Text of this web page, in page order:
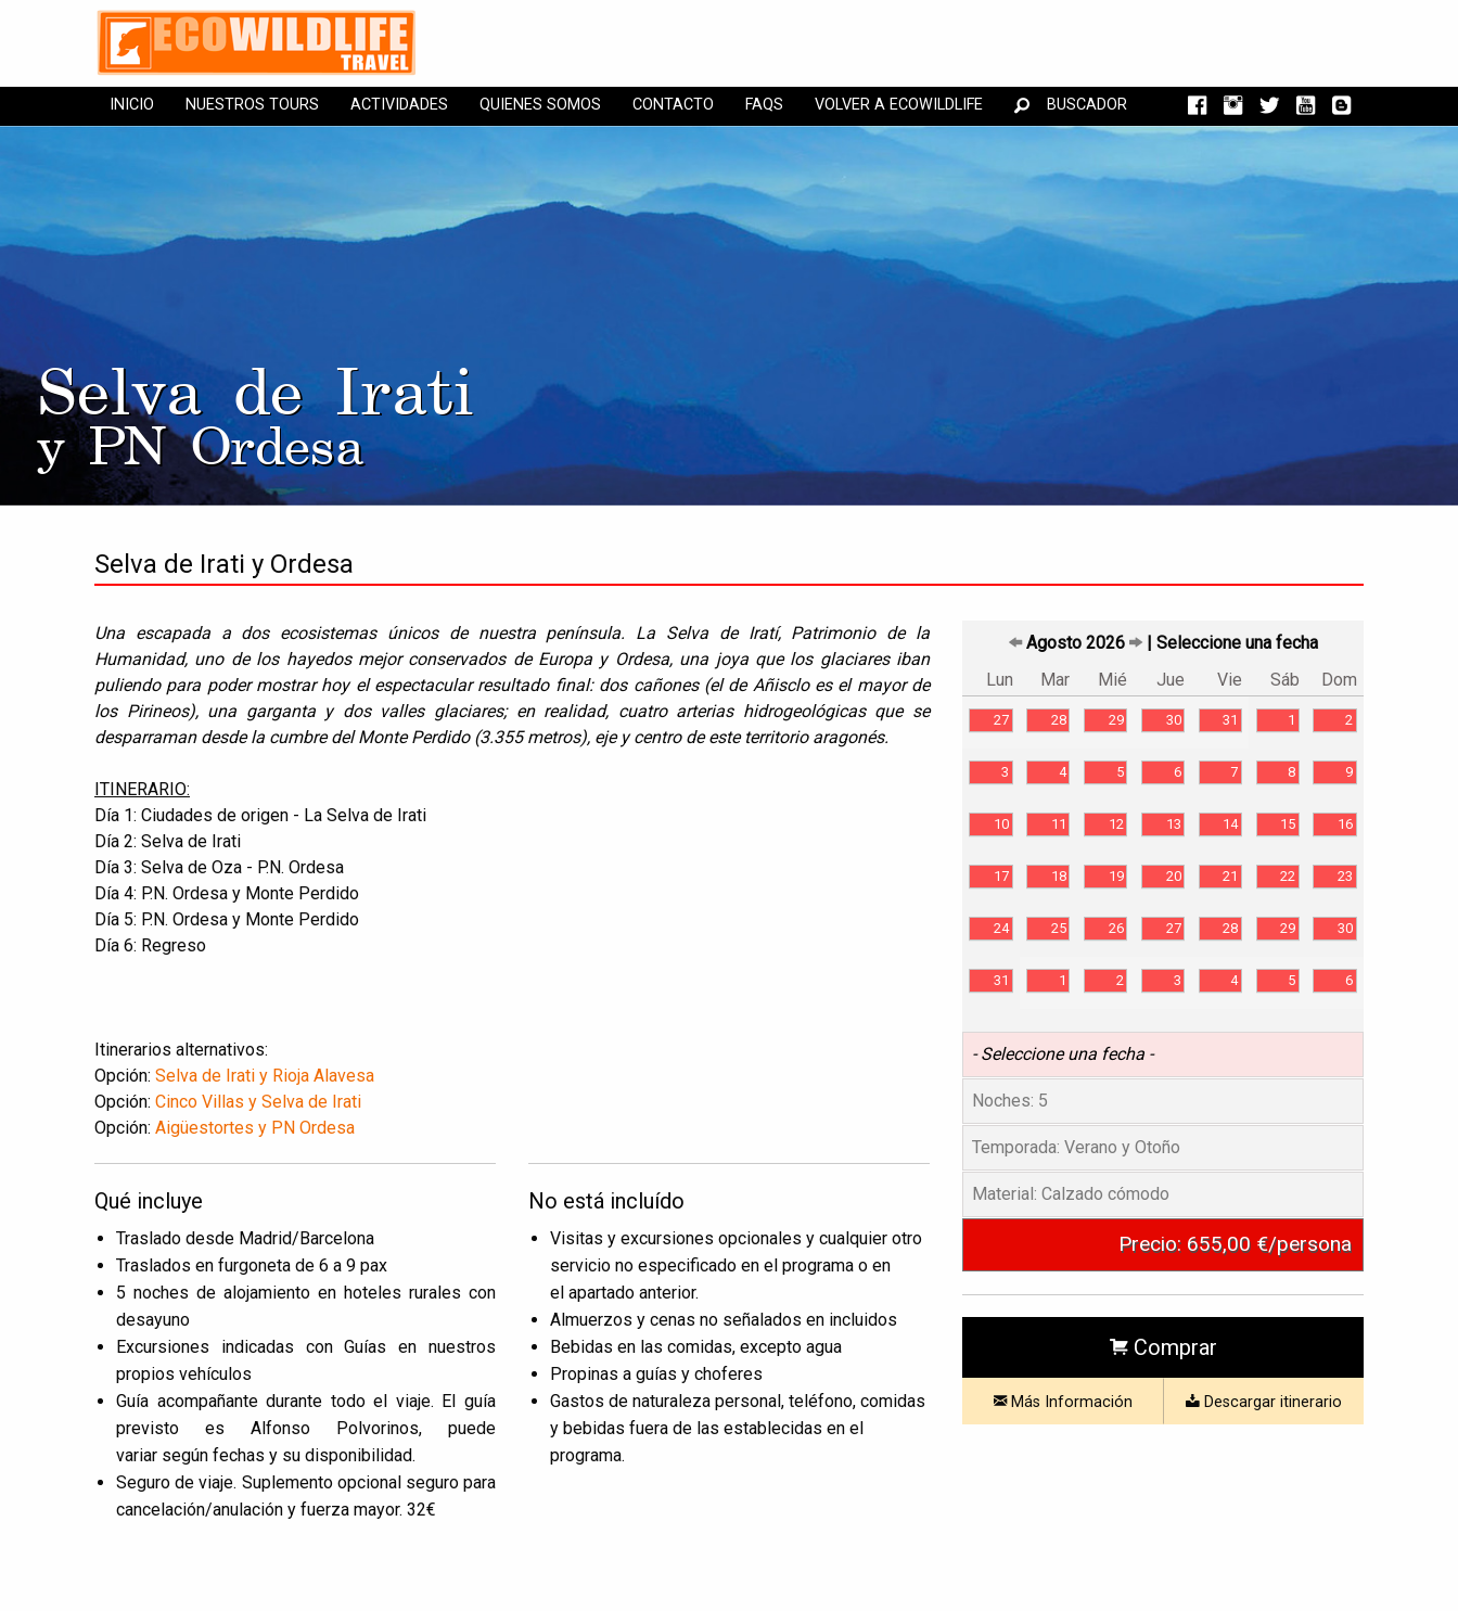
INICIO NUESTROS TOURS ACTIVIDADES QUIENES SOMOS CONTACTO FAQS VOLVER A ECOWILDLIFE BUSCADOR
Selva de Irati
y PN Ordesa
Selva de Irati y Ordesa
Una escapada a dos ecosistemas únicos de nuestra península. La Selva de Iratí, Patrimonio de la
Humanidad, uno de los hayedos mejor conservados de Europa y Ordesa, una joya que los glaciares iban
puliendo para poder mostrar hoy el espectacular resultado final: dos cañones (el de Añisclo es el mayor de
los Pirineos), una garganta y dos valles glaciares; en realidad, cuatro arterias hidrogeológicas que se
desparraman desde la cumbre del Monte Perdido (3.355 metros), eje y centro de este territorio aragonés.
ITINERARIO:
Día 1: Ciudades de origen - La Selva de Irati
Día 2: Selva de Irati
Día 3: Selva de Oza - P.N. Ordesa
Día 4: P.N. Ordesa y Monte Perdido
Día 5: P.N. Ordesa y Monte Perdido
Día 6: Regreso
Itinerarios alternativos:
Opción: Selva de Irati y Rioja Alavesa
Opción: Cinco Villas y Selva de Irati
Opción: Aigüestortes y PN Ordesa
Qué incluye
Traslado desde Madrid/Barcelona
Traslados en furgoneta de 6 a 9 pax
5 noches de alojamiento en hoteles rurales con
desayuno
Excursiones indicadas con Guías en nuestros
propios vehículos
Guía acompañante durante todo el viaje. El guía
previsto es Alfonso Polvorinos, puede
variar según fechas y su disponibilidad.
Seguro de viaje. Suplemento opcional seguro para
cancelación/anulación y fuerza mayor. 32€
No está incluído
Visitas y excursiones opcionales y cualquier otro
servicio no especificado en el programa o en
el apartado anterior.
Almuerzos y cenas no señalados en incluidos
Bebidas en las comidas, excepto agua
Propinas a guías y choferes
Gastos de naturaleza personal, teléfono, comidas
y bebidas fuera de las establecidas en el
programa.
Agosto 2026
| Seleccione una fecha
Lun
Mar Mié Jue Vie Sáb Dom
27 28 29 30 31 1 2
3 4 5 6 7 8 9
10 11 12 13 14 15 16
17 18 19 20 21 22 23
24 25 26 27 28 29 30
31 1 2 3 4 5 6
- Seleccione una fecha -
Noches: 5
Temporada: Verano y Otoño
Material: Calzado cómodo
Precio: 655,00 €/persona
Comprar
Más Información Descargar itinerario